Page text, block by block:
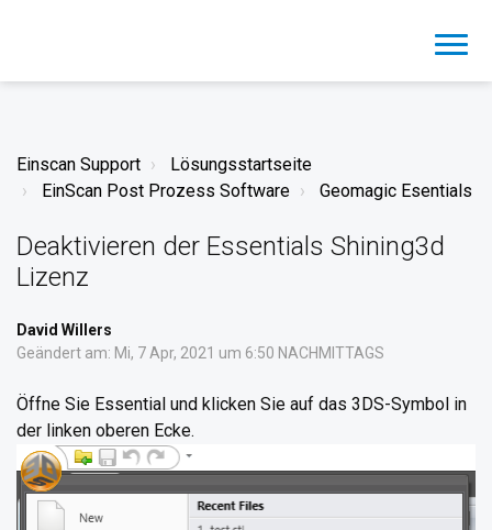
Einscan Support
Lösungsstartseite
EinScan Post Prozess Software
Geomagic Esentials
Deaktivieren der Essentials Shining3d
Lizenz
David Willers
Geändert am: Mi, 7 Apr, 2021 um 6:50 NACHMITTAGS
Öffne Sie Essential und klicken Sie auf das 3DS-Symbol in
der linken oberen Ecke.